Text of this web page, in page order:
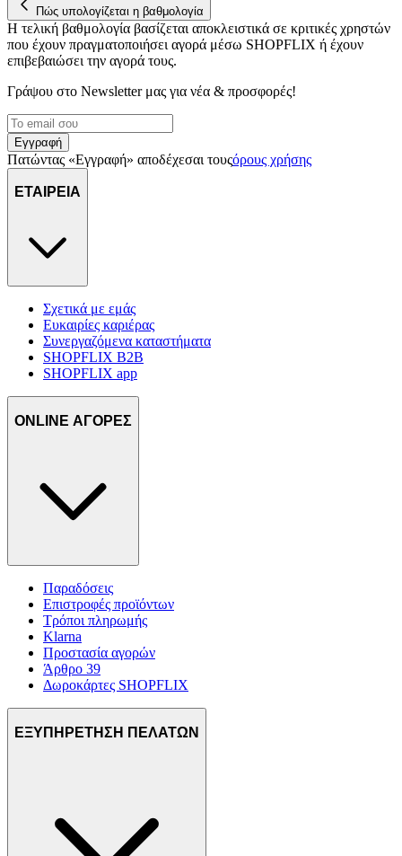
Πώς υπολογίζεται η βαθμολογία
Η τελική βαθμολογία βασίζεται αποκλειστικά σε κριτικές χρηστών
που έχουν πραγματοποιήσει αγορά μέσω SHOPFLIX ή έχουν
επιβεβαιώσει την αγορά τους.
Γράψου στο Νewsletter μας για νέα & προσφορές!
Εγγραφή
Πατώντας «Εγγραφή» αποδέχεσαι τουςόρους χρήσης
ΕΤΑΙΡΕΙΑ
Σχετικά με εμάς
Ευκαιρίες καριέρας
Συνεργαζόμενα καταστήματα
SHOPFLIX B2B
SHOPFLIX app
ONLINE ΑΓΟΡΕΣ
Παραδόσεις
Επιστροφές προϊόντων
Τρόποι πληρωμής
Klarna
Προστασία αγορών
Άρθρο 39
Δωροκάρτες SHOPFLIX
ΕΞΥΠΗΡΕΤΗΣΗ ΠΕΛΑΤΩΝ